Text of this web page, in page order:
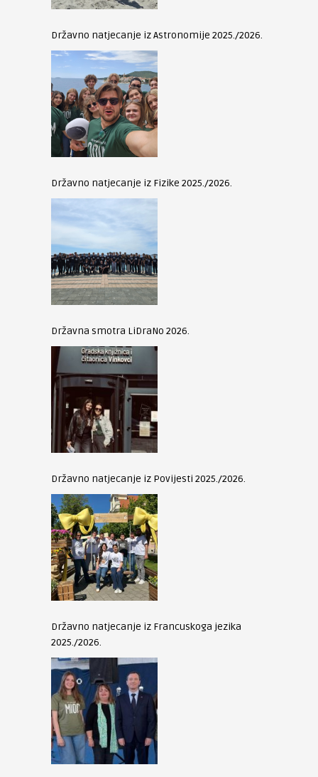
Državno natjecanje iz Astronomije 2025./2026.
Državno natjecanje iz Fizike 2025./2026.
Državna smotra LiDraNo 2026.
Državno natjecanje iz Povijesti 2025./2026.
Državno natjecanje iz Francuskoga jezika
2025./2026.